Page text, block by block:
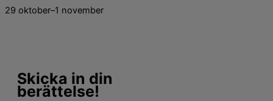
29 oktober–1 november
Skicka in din
berättelse!